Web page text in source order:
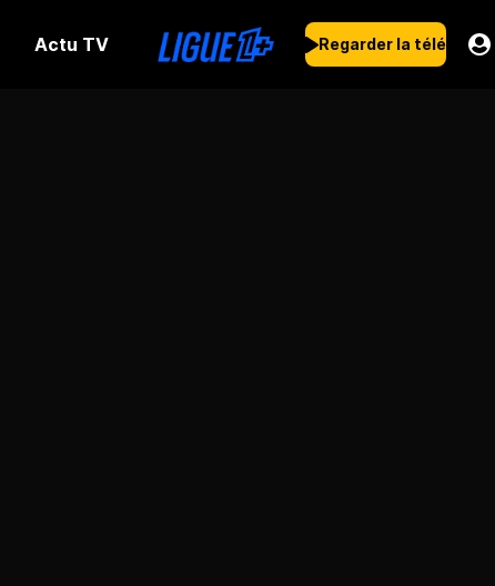
Actu TV Regarder la télé